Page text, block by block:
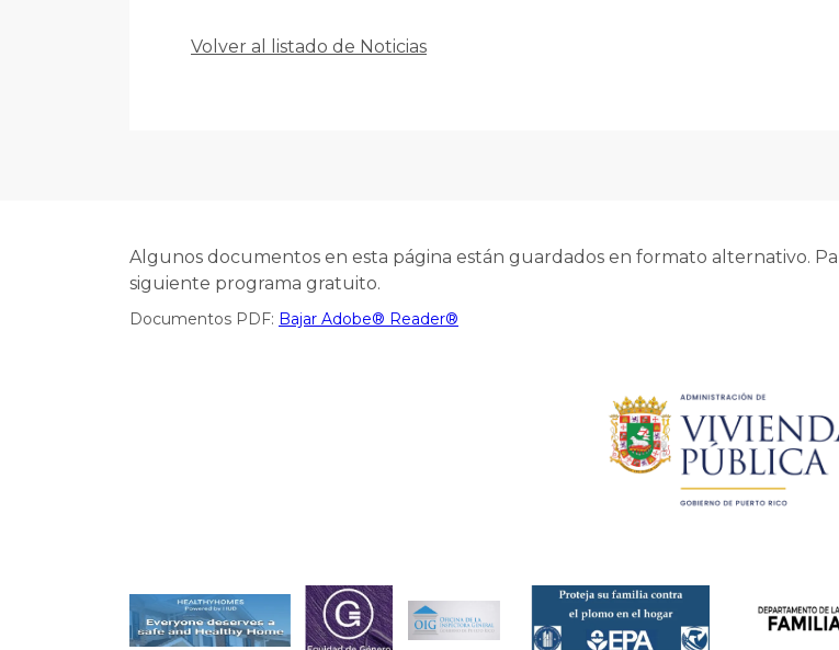
Volver al listado de Noticias
Algunos documentos en esta página están guardados en formato alternativo.
siguiente programa gratuito.
Documentos PDF: Bajar Adobe® Reader®